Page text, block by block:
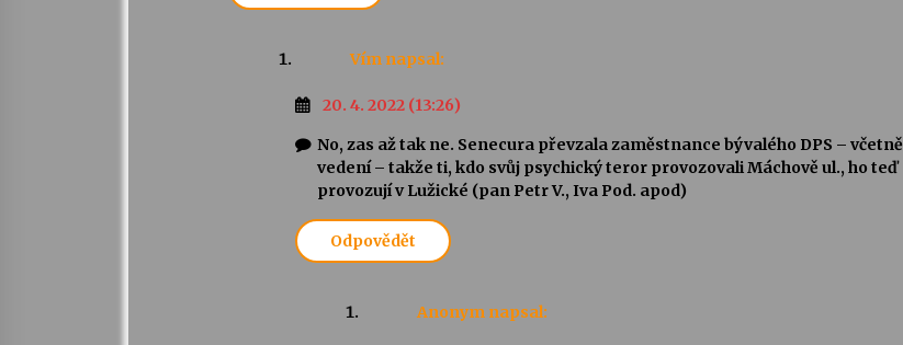
Vím napsal:
20. 4. 2022 (13:26)
No, zas až tak ne. Senecura převzala zaměstnance bývalého DPS – včetně
vedení – takže ti, kdo svůj psychický teror provozovali Máchově ul., ho teď
provozují v Lužické (pan Petr V., Iva Pod. apod)
Odpovědět
Anonym napsal: